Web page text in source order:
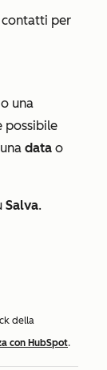
contatti per
una
possibile
data o
Salva.
della
con HubSpot.